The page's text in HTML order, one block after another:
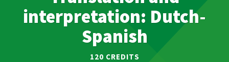
interpretation: Dutch-
Spanish
120 CREDITS